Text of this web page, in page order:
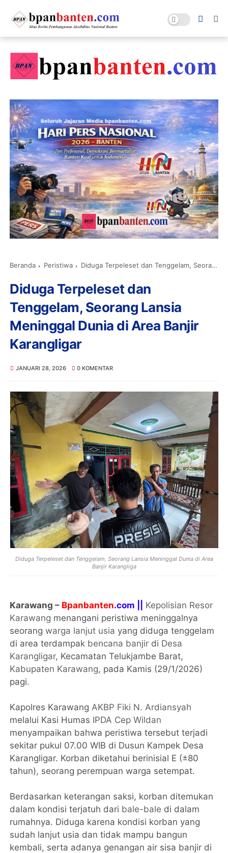
Beranda Peristiwa Diduga Terpeleset dan Tenggelam, Seorang Lansia Meninggal Dunia di Area Banjir Karangligar
Diduga Terpeleset dan
Tenggelam, Seorang Lansia
Meninggal Dunia di Area Banjir
Karangligar
JANUARI 28, 2026 0 KOMENTAR
Diduga Terpeleset dan Tenggelam, Seorang Lansia Meninggal Dunia di Area
Banjir Karangliga
Karawang – Bpanbanten.com ||
Kepolisian Resor
Karawang menangani peristiwa meninggalnya
seorangwarga lanjut usia yang diduga tenggelam
di area terdampak bencana banjir di Desa
Karangligar, Kecamatan Telukjambe Barat,
Kabupaten Karawang, pada Kamis (29/1/2026)
pagi.
Kapolres Karawang AKBP Fiki N. Ardiansyah
melalui Kasi Humas IPDA Cep Wildan
menyampaikan bahwa peristiwa tersebut terjadi
sekitar pukul 07.00 WIB di Dusun Kampek Desa
Karangligar. Korban diketahui berinisial E (±80
tahun), seorang perempuan warga setempat.
Berdasarkan keterangan saksi, korban ditemukan
dalam kondisi terjatuh dari bale-bale di dalam
rumahnya. Diduga karena kondisi korban yang
sudah lanjut usia dan tidak mampu bangun
kembali, serta adanya genangan air sisa banjir di